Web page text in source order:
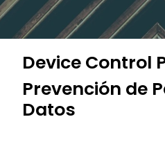
Device Control
Prevención de
Datos